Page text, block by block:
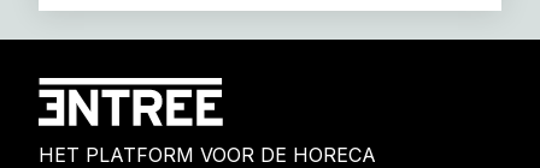
HET PLATFORM VOOR DE HORECA